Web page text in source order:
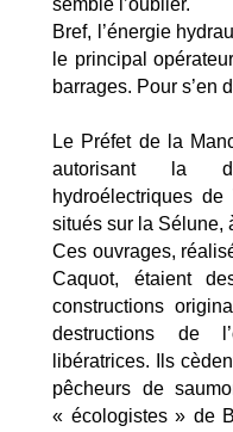
semble l’oublier.
Bref, l’énergie
le principal
barrages. Pour s’en
Le Préfet de la
autorisant la
hydroélectriques
situés sur la Sélune,
Ces ouvrages,
Caquot, étaient
constructions
destructions de
libératrices. Ils
pêcheurs de
« écologistes » de